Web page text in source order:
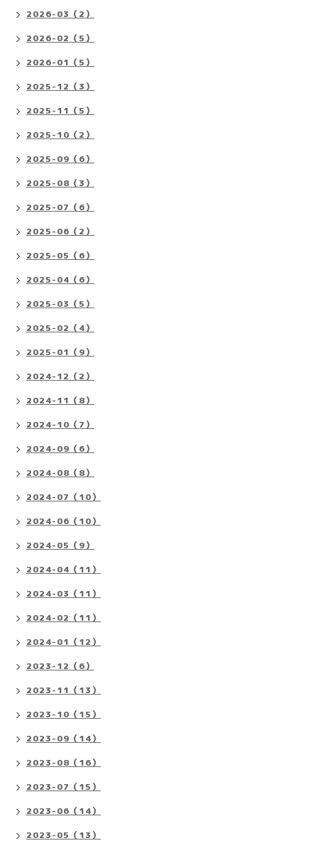
2026-03（2）
2026-02（5）
2026-01（5）
2025-12（3）
2025-11（5）
2025-10（2）
2025-09（6）
2025-08（3）
2025-07（6）
2025-06（2）
2025-05（6）
2025-04（6）
2025-03（5）
2025-02（4）
2025-01（9）
2024-12（2）
2024-11（8）
2024-10（7）
2024-09（6）
2024-08（8）
2024-07（10）
2024-06（10）
2024-05（9）
2024-04（11）
2024-03（11）
2024-02（11）
2024-01（12）
2023-12（6）
2023-11（13）
2023-10（15）
2023-09（14）
2023-08（16）
2023-07（15）
2023-06（14）
2023-05（13）